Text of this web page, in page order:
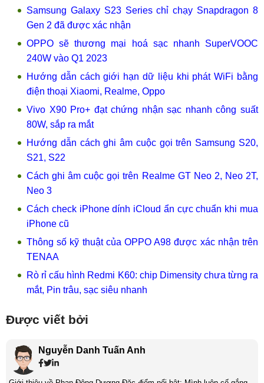
Samsung Galaxy S23 Series chỉ chạy Snapdragon 8
Gen 2 đã được xác nhận
OPPO sẽ thương mại hoá sạc nhanh SuperVOOC
240W vào Q1 2023
Hướng dẫn cách giới hạn dữ liệu khi phát WiFi bằng
điện thoại Xiaomi, Realme, Oppo
Vivo X90 Pro+ đạt chứng nhận sạc nhanh công suất
80W, sắp ra mắt
Hướng dẫn cách ghi âm cuộc gọi trên Samsung S20,
S21, S22
Cách ghi âm cuộc gọi trên Realme GT Neo 2, Neo 2T,
Neo 3
Cách check iPhone dính iCloud ẩn cực chuẩn khi mua
iPhone cũ
Thông số kỹ thuật của OPPO A98 được xác nhận trên
TENAA
Rò rỉ cấu hình Redmi K60: chip Dimensity chưa từng ra
mắt, Pin trâu, sạc siêu nhanh
Được viết bởi
Nguyễn Danh Tuấn Anh